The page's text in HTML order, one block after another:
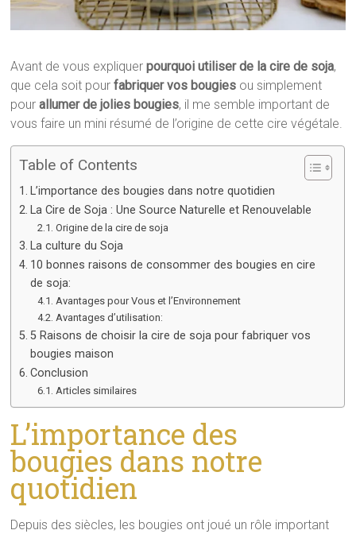
Avant de vous expliquerpourquoi utiliser de la cire de soja,
que cela soit pourfabriquer vos bougies ou simplement
pour allumer de jolies bougies, il me semble important de
vous faire un mini résumé de l’origine de cette cire végétale.
Table of Contents
L’importance des bougies dans notre quotidien
La Cire de Soja : Une Source Naturelle et Renouvelable
Origine de la cire de soja
La culture du Soja
10 bonnes raisons de consommer des bougies en cire
de soja:
Avantages pour Vous et l’Environnement
Avantages d’utilisation:
5 Raisons de choisir la cire de soja pour fabriquer vos
bougies maison
Conclusion
Articles similaires
L’importance des
bougies dans notre
quotidien
Depuis des siècles, les bougies ont joué un rôle important